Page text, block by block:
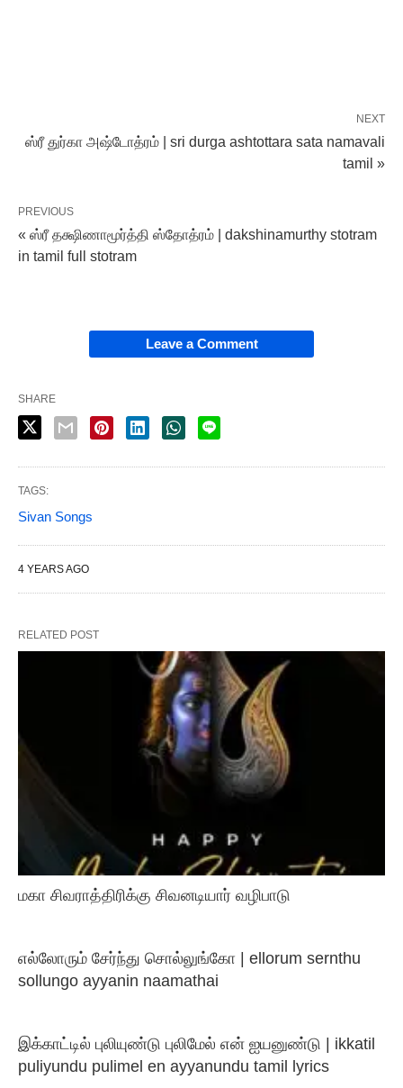
NEXT
ஸ்ரீ துர்கா அஷ்டோத்ரம் | sri durga ashtottara sata namavali
tamil »
PREVIOUS
« ஸ்ரீ தக்ஷிணாமூர்த்தி ஸ்தோத்ரம் | dakshinamurthy stotram
in tamil full stotram
Leave a Comment
SHARE
TAGS:
Sivan Songs
4 YEARS AGO
RELATED POST
மகா சிவராத்திரிக்கு சிவனடியார் வழிபாடு
எல்லோரும் சேர்ந்து சொல்லுங்கோ | ellorum sernthu
sollungo ayyanin naamathai
இக்காட்டில் புலியுண்டு புலிமேல் என் ஐயனுண்டு | ikkatil
puliyundu pulimel en ayyanundu tamil lyrics